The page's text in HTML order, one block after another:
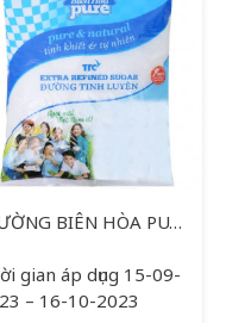
ĐƯỜNG BIÊN HÒA PURE CÀNH MAI 1KG
gian áp dụng 15-09-
– 16-10-2023